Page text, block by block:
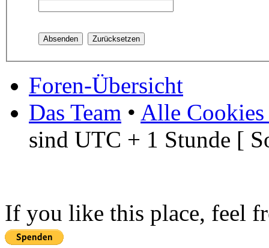
Foren-Übersicht
Das Team • Alle Cookies
sind UTC + 1 Stunde [
If you like this place, feel